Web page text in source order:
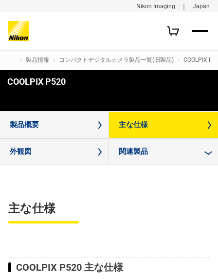
Nikon Imaging ｜ Japan
製品情報 コンパクトデジタルカメラ製品一覧(旧製品) COOLPIX
COOLPIX P520
製品概要 主な仕様
外観図 関連製品
主な仕様
COOLPIX P520 主な仕様